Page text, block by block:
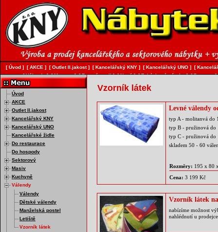
Úvod
AKCE
Outlet II.jakost
Kancelářský KNY
Kancelářský UNO
Kancelářské židle
Do restaurace
Do hospody
Sektorový
Masiv
Kuchyně
Válendy
Válendy
Dětské válendy
Manželská postel
Letiště
Vzorník látek
Vzorník látek
Levné válendy
typ A - molitanvá do
typ B - pružinová do
typ C - pružinová do
skladem 50 - 60
Rozměry: 195 x 80
Cena: 3 199 Kč
Vzorník látek
nabízíme možnost
nahlédnutí u
[ Úvod ] [ AKCE ] [ Outlet II.jakost ] [ Kancelářský KNY ] [ Kancelářský UNO ] [
[ Válendy ] [ Matrace ] [ Bytový textil ] [ Nový ] [ Zakázková výroba ] [ Doprava ]